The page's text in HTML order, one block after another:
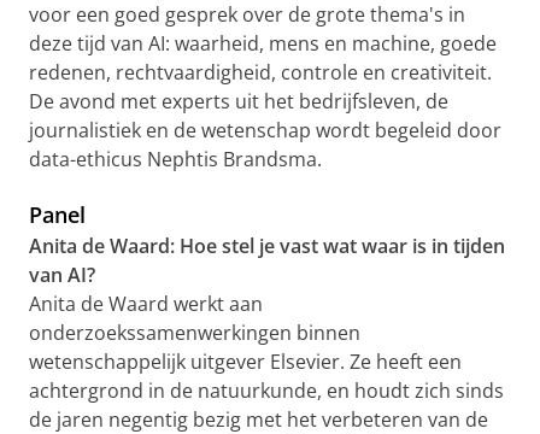
voor een goed gesprek over de grote thema's in
deze tijd van AI: waarheid, mens en machine, goede
redenen, rechtvaardigheid, controle en creativiteit.
De avond met experts uit het bedrijfsleven, de
journalistiek en de wetenschap wordt begeleid door
data-ethicus Nephtis Brandsma.
Panel
Anita de Waard: Hoe stel je vast wat waar is in tijden
van AI?
Anita de Waard werkt aan
onderzoekssamenwerkingen binnen
wetenschappelijk uitgever Elsevier. Ze heeft een
achtergrond in de natuurkunde, en houdt zich sinds
de jaren negentig bezig met het verbeteren van de